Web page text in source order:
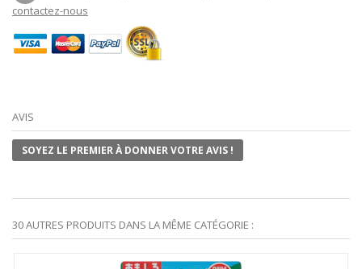
contactez-nous
AVIS
SOYEZ LE PREMIER À DONNER VOTRE AVIS !
30 AUTRES PRODUITS DANS LA MÊME CATÉGORIE :